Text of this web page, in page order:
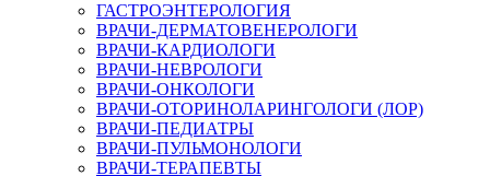
ГАСТРОЭНТЕРОЛОГИЯ
ВРАЧИ-ДЕРМАТОВЕНЕРОЛОГИ
ВРАЧИ-КАРДИОЛОГИ
ВРАЧИ-НЕВРОЛОГИ
ВРАЧИ-ОНКОЛОГИ
ВРАЧИ-ОТОРИНОЛАРИНГОЛОГИ (ЛОР)
ВРАЧИ-ПЕДИАТРЫ
ВРАЧИ-ПУЛЬМОНОЛОГИ
ВРАЧИ-ТЕРАПЕВТЫ